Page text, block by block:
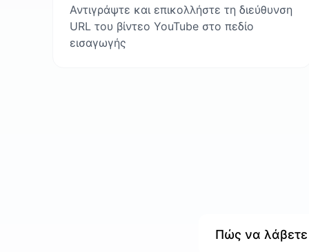
Αντιγράψτε και επικολλήστε τη διεύθυνση
URL του βίντεο YouTube στο πεδίο
εισαγωγής
Πώς να λάβετε